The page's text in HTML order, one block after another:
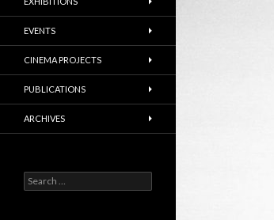
EVENTS
CINEMA PROJECTS
PUBLICATIONS
ARCHIVES
Search
for: